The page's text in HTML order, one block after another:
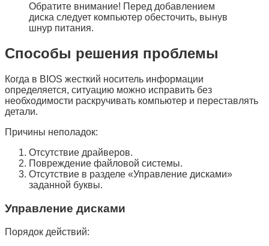
Обратите внимание! Перед добавлением
диска следует компьютер обесточить, вынув
шнур питания.
Способы решения проблемы
Когда в BIOS жесткий носитель информации
определяется, ситуацию можно исправить без
необходимости раскручивать компьютер и переставлять
детали.
Причины неполадок:
Отсутствие драйверов.
Повреждение файловой системы.
Отсутствие в разделе «Управление дисками»
заданной буквы.
Управление дисками
Порядок действий: